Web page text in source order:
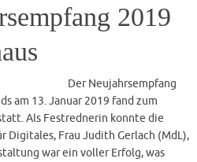
2019
Der Neujahrsempfang
am 13. Januar 2019 fand zum
Als Festrednerin konnte die
Digitales, Frau Judith Gerlach (MdL),
war ein voller Erfolg, was